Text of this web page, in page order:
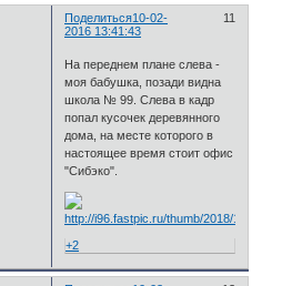
Поделиться 11
10-02-
2016 13:41:43
На переднем плане слева -
моя бабушка, позади видна
школа № 99. Слева в кадр
попал кусочек деревянного
дома, на месте которого в
настоящее время стоит офис
"Сибэко".
+2